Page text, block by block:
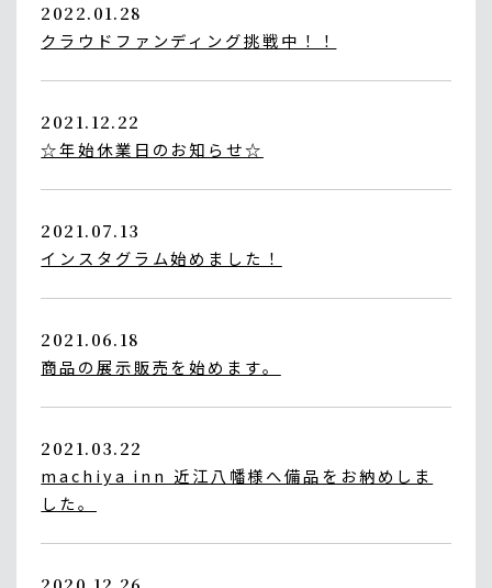
2022.01.28
クラウドファンディング挑戦中！！
2021.12.22
☆年始休業日のお知らせ☆
2021.07.13
インスタグラム始めました！
2021.06.18
商品の展示販売を始めます。
2021.03.22
machiya inn 近江八幡様へ備品をお納めしま
した。